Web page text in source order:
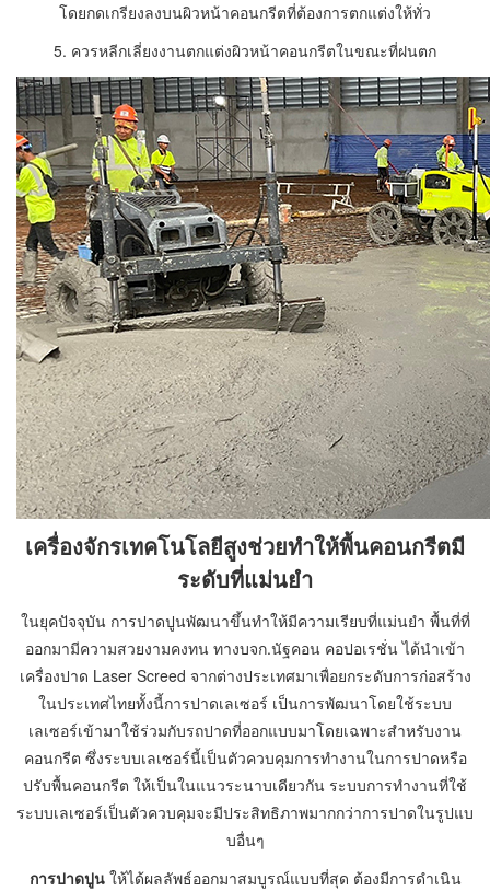
โดยกดเกรียงลงบนผิวหน้าคอนกรีตที่ต้องการตกแต่งให้ทั่ว
5. ควรหลีกเลี่ยงงานตกแต่งผิวหน้าคอนกรีตในขณะที่ฝนตก
เครื่องจักรเทคโนโลยีสูงช่วยทำให้พื้นคอนกรีตมี
ระดับที่แม่นยำ
ในยุคปัจจุบัน การปาดปูนพัฒนาขึ้นทำให้มีความเรียบที่แม่นยำ พื้นที่ที่
ออกมามีความสวยงามคงทน ทางบจก.นัฐคอน คอปอเรชั่น ได้นำเข้า
เครื่องปาด Laser Screed จากต่างประเทศมาเพื่อยกระดับการก่อสร้าง
ในประเทศไทยทั้งนี้การปาดเลเซอร์ เป็นการพัฒนาโดยใช้ระบบ
เลเซอร์เข้ามาใช้ร่วมกับรถปาดที่ออกแบบมาโดยเฉพาะสำหรับงาน
คอนกรีต ซึ่งระบบเลเซอร์นี้เป็นตัวควบคุมการทำงานในการปาดหรือ
ปรับพื้นคอนกรีต ให้เป็นในแนวระนาบเดียวกัน ระบบการทำงานที่ใช้
ระบบเลเซอร์เป็นตัวควบคุมจะมีประสิทธิภาพมากกว่าการปาดในรูปแบ
บอื่นๆ
การปาดปูนให้ได้ผลลัพธ์ออกมาสมบูรณ์แบบที่สุด ต้องมีการดำเนิน